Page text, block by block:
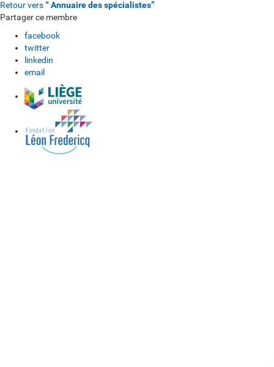
Retour vers“ Annuaire des spécialistes”
Partager ce membre
facebook
twitter
linkedin
email